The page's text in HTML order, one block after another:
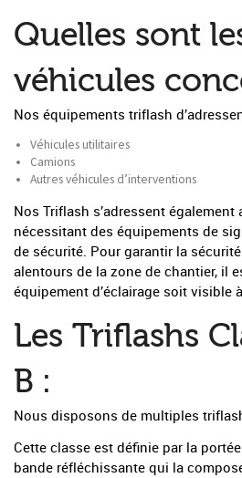
Quelles sont
véhicules
Nos équipements triflash
Véhicules utilitaires
Camions
Autres véhicules d’interventions
Nos Triflash s’adressent également
nécessitant des équipements de
de sécurité. Pour garantir la
alentours de la zone de chantier, il
équipement d’éclairage soit visible
Les Triflashs
B :
Nous disposons de multiples
Cette classe est définie par la
bande réfléchissante qui la